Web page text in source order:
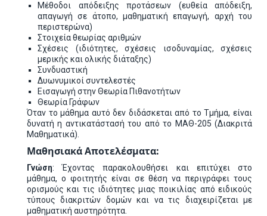
Μέθοδοι απόδειξης προτάσεων (ευθεία απόδειξη,
απαγωγή σε άτοπο, μαθηματική επαγωγή, αρχή του
περιστερώνα)
Στοιχεία θεωρίας αριθμών
Σχέσεις (ιδιότητες, σχέσεις ισοδυναμίας, σχέσεις
μερικής και ολικής διάταξης)
Συνδυαστική
Δυωνυμικοί συντελεστές
Εισαγωγή στην Θεωρία Πιθανοτήτων
Θεωρία Γράφων
Όταν το μάθημα αυτό δεν διδάσκεται από το Τμήμα, είναι
δυνατή η αντικατάστασή του από το ΜΑΘ-205 (Διακριτά
Μαθηματικά).
Μαθησιακά Αποτελέσματα:
Γνώση: Έχοντας παρακολουθήσει και επιτύχει στο
μάθημα, ο φοιτητής είναι σε θέση να περιγράφει τους
ορισμούς και τις ιδιότητες μιας ποικιλίας από ειδικούς
τύπους διακριτών δομών και να τις διαχειρίζεται με
μαθηματική αυστηρότητα.